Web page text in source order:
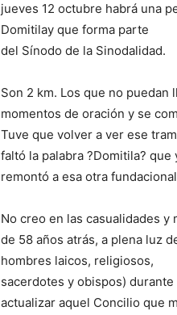
jueves 12 octubre habrá una
Domitilay que forma parte
del Sínodo de la Sinodalidad.
Son 2 km. Los que no puedan
momentos de oración y se
Tuve que volver a ver ese
faltó la palabra ?Domitila?
remontó a esa otra
No creo en las casualidades
de 58 años atrás, a plena luz
hombres laicos, religiosos,
sacerdotes y obispos)
actualizar aquel Concilio que